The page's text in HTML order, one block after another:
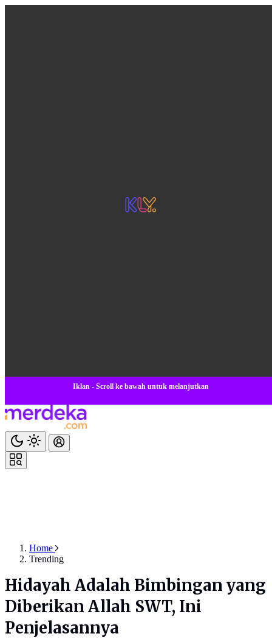
Iklan - Scroll ke bawah untuk melanjutkan
Home
Trending
Hidayah Adalah Bimbingan yang
Diberikan Allah SWT, Ini
Penjelasannya